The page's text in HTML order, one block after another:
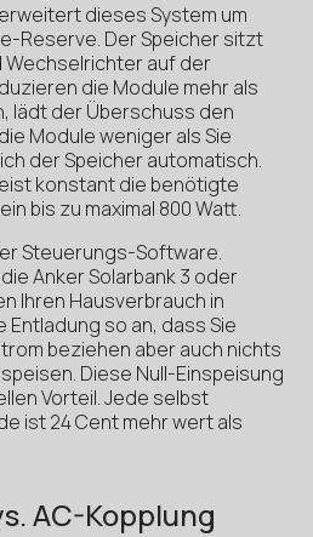
dieses System um
Reserve. Der Speicher sitzt
Wechselrichter auf der
die Module mehr als
lädt der Überschuss den
Module weniger als Sie
der Speicher automatisch.
konstant die benötigte
bis zu maximal 800 Watt.
Steuerungs-Software.
Anker Solarbank 3 oder
Ihren Hausverbrauch in
Entladung so an, dass Sie
beziehen aber auch nichts
Diese Null-Einspeisung
Vorteil. Jede selbst
ist 24 Cent mehr wert als
AC-Kopplung